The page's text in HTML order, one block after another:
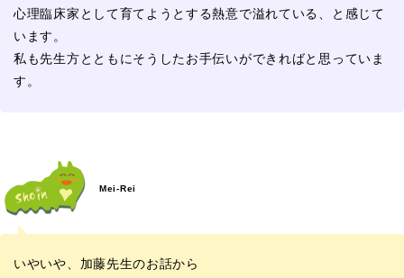
心理臨床家として育てようとする熱意で溢れている、と感じて
います。
私も先生方とともにそうしたお手伝いができればと思っていま
す。
Mei-Rei
いやいや、加藤先生のお話から